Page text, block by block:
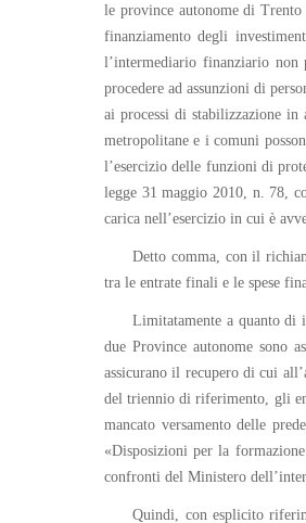
le province autonome di
finanziamento degli
l’intermediario finanziario non
procedere ad assunzioni di
ai processi di stabilizzazione
metropolitane e i comuni
l’esercizio delle funzioni di
legge 31 maggio 2010, n. 78,
carica nell’esercizio in cui è
Detto comma, con il
tra le entrate finali e le spese
Limitatamente a quanto di
due Province autonome sono
assicurano il recupero di cui
del triennio di riferimento, gli
mancato versamento delle
«Disposizioni per la
confronti del Ministero
Quindi, con esplicito